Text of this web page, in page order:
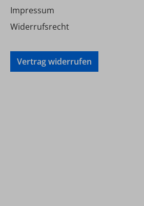
Impressum
Widerrufsrecht
Vertrag widerrufen